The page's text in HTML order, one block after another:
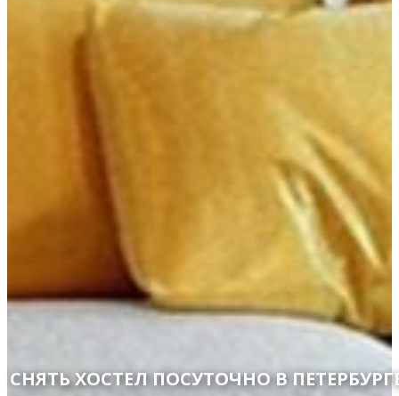
СНЯТЬ ХОСТЕЛ ПОСУТОЧНО В